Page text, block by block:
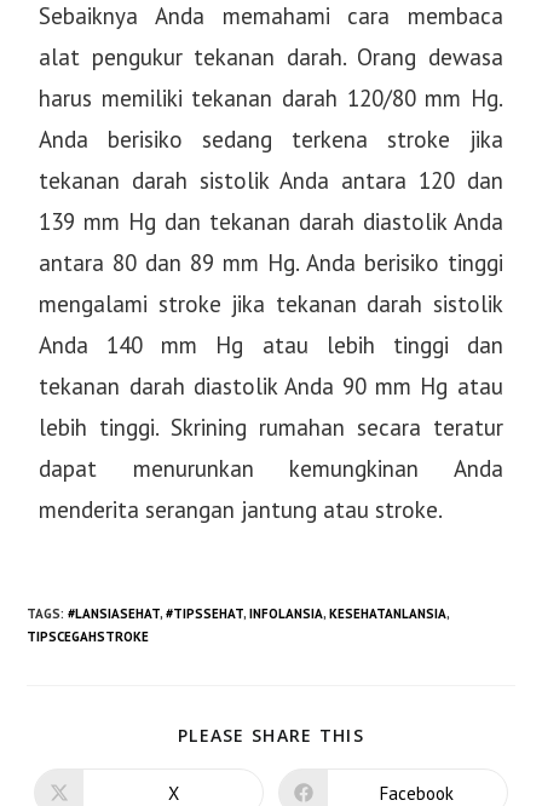
Sebaiknya Anda memahami cara membaca
alat pengukur tekanan darah. Orang dewasa
harus memiliki tekanan darah 120/80 mm Hg.
Anda berisiko sedang terkena stroke jika
tekanan darah sistolik Anda antara 120 dan
139 mm Hg dan tekanan darah diastolik Anda
antara 80 dan 89 mm Hg. Anda berisiko tinggi
mengalami stroke jika tekanan darah sistolik
Anda 140 mm Hg atau lebih tinggi dan
tekanan darah diastolik Anda 90 mm Hg atau
lebih tinggi. Skrining rumahan secara teratur
dapat menurunkan kemungkinan Anda
menderita serangan jantung atau stroke.
TAGS:#LANSIASEHAT, #TIPSSEHAT, INFOLANSIA, KESEHATANLANSIA,
TIPSCEGAHSTROKE
PLEASE SHARE THIS
X Facebook